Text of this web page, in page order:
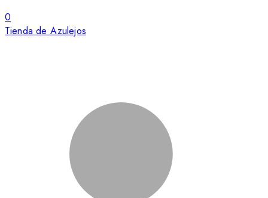
0
Tienda de Azulejos